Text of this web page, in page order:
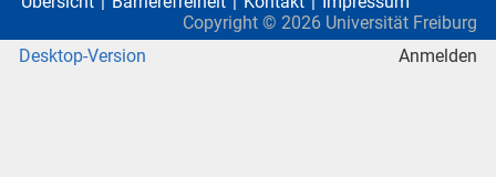
Copyright © 2026 Universität Freiburg
Desktop-Version
Anmelden